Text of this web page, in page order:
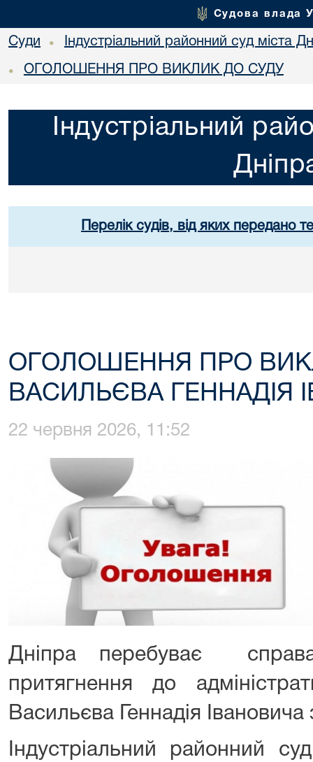
Судова влада
Суди • Індустріальний районний суд міста
• ОГОЛОШЕННЯ ПРО ВИКЛИК ДО СУДУ
Індустріальний
Перелік судів, від яких передано
ОГОЛОШЕННЯ ПРО
ВАСИЛЬЄВА ГЕННАДІЯ
22 червня 2026, 11:52
Дніпра перебуває
притягнення до
Васильєва Геннадія
Індустріальний районний